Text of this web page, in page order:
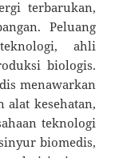
terbarukan,
Peluang
ahli
biologis.
menawarkan
alat kesehatan,
teknologi
biomedis,